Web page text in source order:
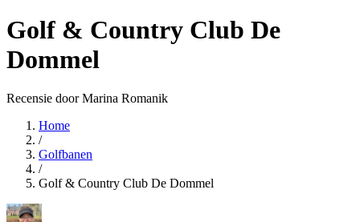
Golf & Country Club De
Dommel
Recensie door Marina Romanik
Home
/
Golfbanen
/
Golf & Country Club De Dommel